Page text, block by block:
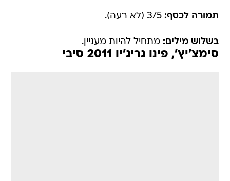
תמורה לכסף: 3/5 (לא רעה).
בשלוש מילים: מתחיל להיות מעניין.
סימצ'יץ', פינו גריג'יו 2011 סיבי